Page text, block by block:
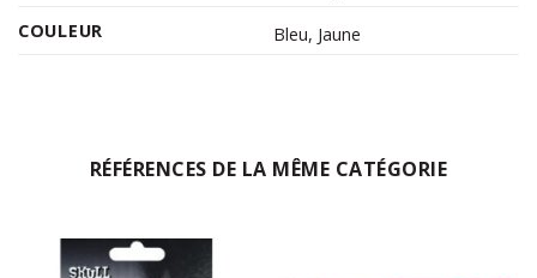
COULEUR
Bleu, Jaune
RÉFÉRENCES DE LA MÊME CATÉGORIE